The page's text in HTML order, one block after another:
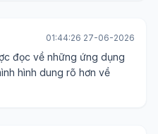
01:44:26 27-06-2026
đọc về những ứng dụng
hình dung rõ hơn về